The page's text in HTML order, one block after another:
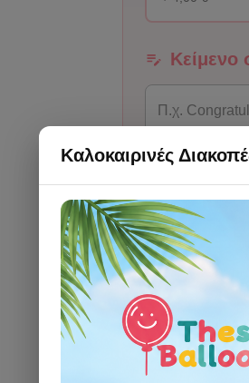
Κείμενο
Αν θέλετε να
επικοινωνήσουμε
Καλοκαιρινές